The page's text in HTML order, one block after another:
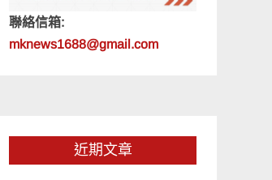
聯絡信箱:
mknews1688@gmail.com
近期文章